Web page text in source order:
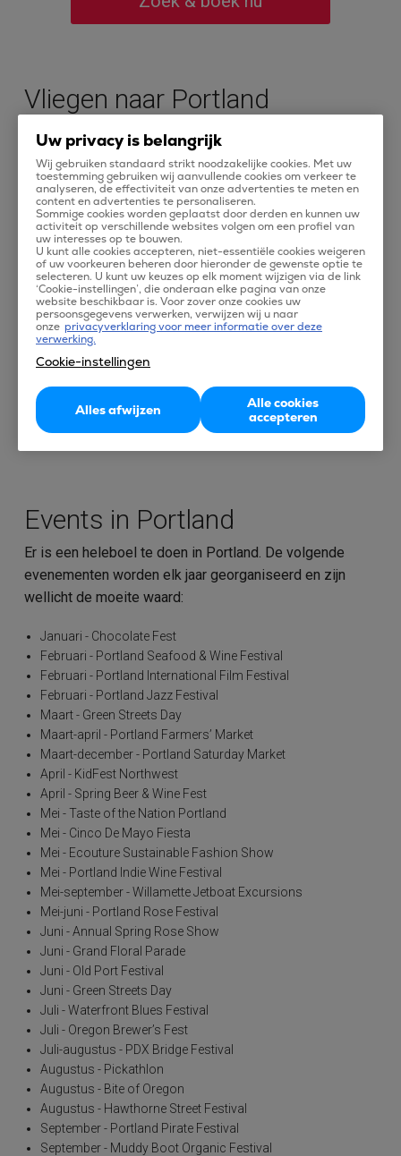
Vliegen naar Portland
Of je nu op vakantie gaat met je wandelschoenen en
verrekijker of met je designerpumps, Portland, Oregon
heeft voor ieder wat wils. Portland is de grootste stad
van de staat Oregon en staat bekend als de stad van de
rozen, door haar vele rozentuinen. Portland heeft
hiervoor dan ook het ideale klimaat, droge en warme
zomers.
De echte koffie- en bierliefhebbers komen in Portland
zeker aan hun trekken. Met haar rivier, vele bruggen,
winkels, kunst en cultuur en parken en bijzondere
bezienswaardigheden is Portland de ideale
vakantiebestemming. Vliegen naar Portland, Oregon doe
je met Tix. Hier kun je alle vluchten vergelijken en online
Events in Portland
Er is een heleboel te doen in Portland. De volgende
evenementen worden elk jaar georganiseerd en zijn
wellicht de moeite waard:
Januari - Chocolate Fest
Februari - Portland Seafood & Wine Festival
Februari - Portland International Film Festival
Februari - Portland Jazz Festival
Maart - Green Streets Day
Maart-april - Portland Farmers’ Market
Maart-december - Portland Saturday Market
April - KidFest Northwest
April - Spring Beer & Wine Fest
Mei - Taste of the Nation Portland
Mei - Cinco De Mayo Fiesta
Mei - Ecouture Sustainable Fashion Show
Mei - Portland Indie Wine Festival
Mei-september - Willamette Jetboat Excursions
Mei-juni - Portland Rose Festival
Juni - Annual Spring Rose Show
Juni - Grand Floral Parade
Juni - Old Port Festival
Juni - Green Streets Day
Juli - Waterfront Blues Festival
Juli - Oregon Brewer’s Fest
Juli-augustus - PDX Bridge Festival
Augustus - Pickathlon
Augustus - Bite of Oregon
Augustus - Hawthorne Street Festival
September - Portland Pirate Festival
September - Muddy Boot Organic Festival
Uw privacy is belangrijk
Wij gebruiken standaard strikt noodzakelijke cookies. Met uw
toestemming gebruiken wij aanvullende cookies om verkeer te
analyseren, de effectiviteit van onze advertenties te meten en
content en advertenties te personaliseren.
Sommige cookies worden geplaatst door derden en kunnen uw
activiteit op verschillende websites volgen om een profiel van
uw interesses op te bouwen.
U kunt alle cookies accepteren, niet-essentiële cookies weigeren
of uw voorkeuren beheren door hieronder de gewenste optie te
selecteren. U kunt uw keuzes op elk moment wijzigen via de link
‘Cookie-instellingen’, die onderaan elke pagina van onze
website beschikbaar is. Voor zover onze cookies uw
persoonsgegevens verwerken, verwijzen wij u naar
onze privacyverklaring voor meer informatie over deze
verwerking.
Cookie-instellingen
Alles afwijzen
Alle cookies
accepteren